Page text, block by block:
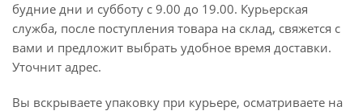
будние дни и субботу с 9.00 до 19.00. Курьерская
служба, после поступления товара на склад, свяжется с
вами и предложит выбрать удобное время доставки.
Уточнит адрес.
Вы вскрываете упаковку при курьере, осматриваете на